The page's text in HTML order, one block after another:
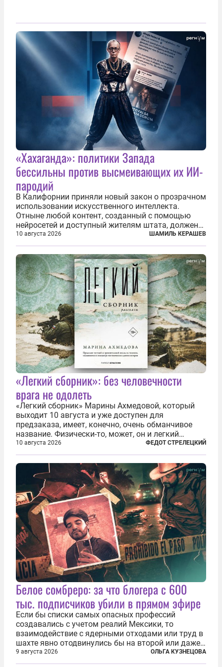
«Хахаганда»: политики Запада
бессильны против высмеивающих их ИИ-
пародий
В Калифорнии приняли новый закон о прозрачном
использовании искусственного интеллекта.
Отныне любой контент, созданный с помощью
нейросетей и доступный жителям штата, должен
получать обязательную цифровую маркировку.
Речь идёт не просто о логотипе Sora или
Midjourney где-нибудь в углу, а о жёстком...
10 августа 2026 ШАМИЛЬ КЕРАШЕВ
«Легкий сборник»: без человечности
врага не одолеть
«Легкий сборник» Марины Ахмедовой, который
выходит 10 августа и уже доступен для
предзаказа, имеет, конечно, очень обманчивое
название. Физически-то, может, он и легкий
относительно. Но метафизически —
безотносительно тяжелый. Десять рассказов,
каждый из которых напрямую или косвенно (в
основном —...
10 августа 2026 ФЕДОТ СТРЕЛЕЦКИЙ
Белое сомбреро: за что блогера с 600
тыс. подписчиков убили в прямом эфире
Если бы списки самых опасных профессий
создавались с учетом реалий Мексики, то
взаимодействие с ядерными отходами или труд в
шахте явно отодвинулись бы на второй или даже
третий план. А вот блогерам, журналистам и
музыкантам пришлось бы выйти вперед. В
9 августа 2026 ОЛЬГА КУЗНЕЦОВА